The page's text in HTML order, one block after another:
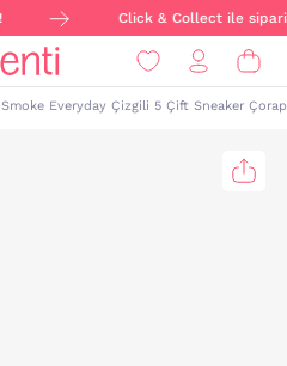
Click & Collect ile
Smoke Everyday Çizgili 5 Çift Sneaker Çorap